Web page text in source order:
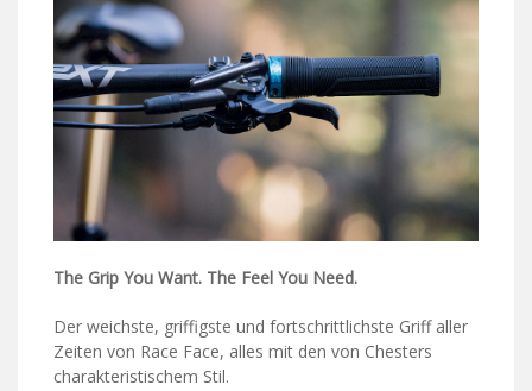
The Grip You Want. The Feel You Need.
Der weichste, griffigste und fortschrittlichste Griff aller
Zeiten von Race Face, alles mit den von Chesters
charakteristischem Stil.